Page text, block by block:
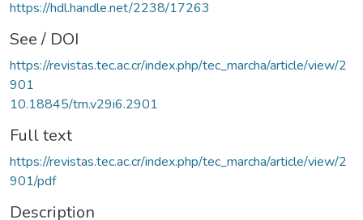
https://hdl.handle.net/2238/17263
See / DOI
https://revistas.tec.ac.cr/index.php/tec_marcha/article/view/2
901
10.18845/tm.v29i6.2901
Full text
https://revistas.tec.ac.cr/index.php/tec_marcha/article/view/2
901/pdf
Description